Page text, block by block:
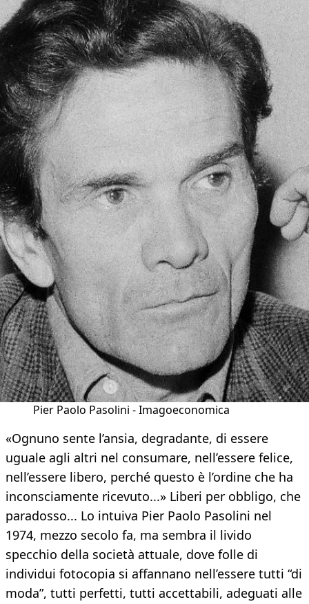
Pier Paolo Pasolini - Imagoeconomica
«Ognuno sente l’ansia, degradante, di essere
uguale agli altri nel consumare, nell’essere felice,
nell’essere libero, perché questo è l’ordine che ha
inconsciamente ricevuto...» Liberi per obbligo, che
paradosso... Lo intuiva Pier Paolo Pasolini nel
1974, mezzo secolo fa, ma sembra il livido
specchio della società attuale, dove folle di
individui fotocopia si affannano nell’essere tutti “di
moda”, tutti perfetti, tutti accettabili, adeguati alle